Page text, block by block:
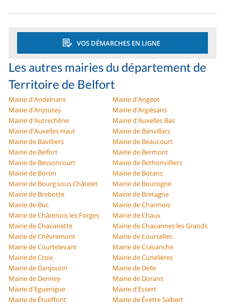
VOS DÉMARCHES EN LIGNE
Les autres mairies du département de
Territoire de Belfort
Mairie d'Andelnans
Mairie d'Angeot
Mairie d'Anjoutey
Mairie d'Argiésans
Mairie d'Autrechêne
Mairie d'Auxelles Bas
Mairie d'Auxelles Haut
Mairie de Banvillars
Mairie de Bavilliers
Mairie de Beaucourt
Mairie de Belfort
Mairie de Bermont
Mairie de Bessoncourt
Mairie de Bethonvilliers
Mairie de Boron
Mairie de Botans
Mairie de Bourg sous Châtelet
Mairie de Bourogne
Mairie de Brebotte
Mairie de Bretagne
Mairie de Buc
Mairie de Charmois
Mairie de Châtenois les Forges
Mairie de Chaux
Mairie de Chavanatte
Mairie de Chavannes les Grands
Mairie de Chèvremont
Mairie de Courcelles
Mairie de Courtelevant
Mairie de Cravanche
Mairie de Croix
Mairie de Cunelières
Mairie de Danjoutin
Mairie de Delle
Mairie de Denney
Mairie de Dorans
Mairie d'Eguenigue
Mairie d'Essert
Mairie de Étueffont
Mairie de Évette Salbert